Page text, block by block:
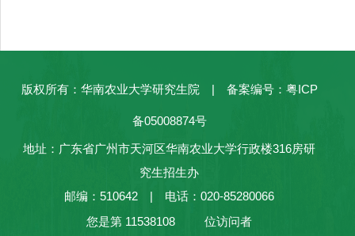
版权所有：华南农业大学研究生院 | 备案编号：粤ICP
备05008874号
地址：广东省广州市天河区华南农业大学行政楼316房研
究生招生办
邮编：510642 | 电话：020-85280066
您是第 11538108 位访问者